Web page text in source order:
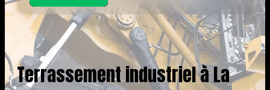
Terrassement industriel à La